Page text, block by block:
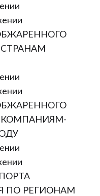
ПО РЕГИОНАМ